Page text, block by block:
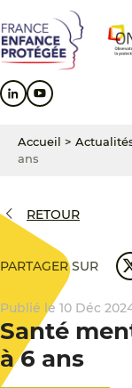
au
contenu
principal
au
menu
principal
au
pied
de
Accueil >
ans
RETOUR
PARTAGER SUR
Publié le 10 Déc
Santé
à 6 ans